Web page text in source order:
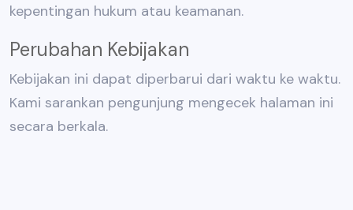
kepentingan hukum atau keamanan.
Perubahan Kebijakan
Kebijakan ini dapat diperbarui dari waktu ke waktu.
Kami sarankan pengunjung mengecek halaman ini
secara berkala.